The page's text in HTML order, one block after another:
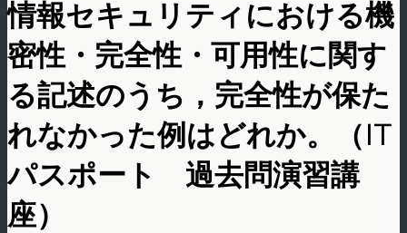
情報セキュリティにおける機
密性・完全性・可用性に関す
る記述のうち，完全性が保た
れなかった例はどれか。（IT
パスポート 過去問演習講
座）